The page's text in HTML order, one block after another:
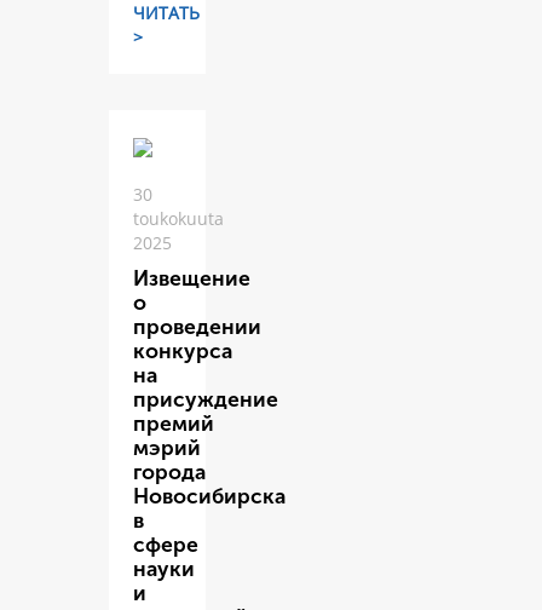
ЧИТАТЬ
>
30
toukokuuta
2025
Извещение
о
проведении
конкурса
на
присуждение
премий
мэрий
города
Новосибирска
в
сфере
науки
и